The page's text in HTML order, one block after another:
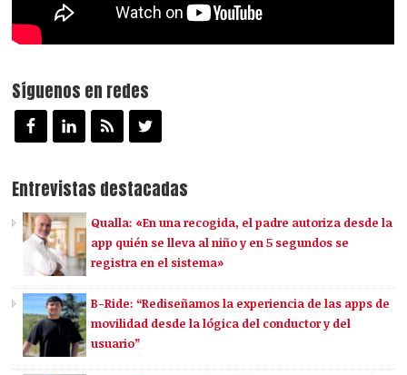
Síguenos en redes
Entrevistas destacadas
Qualla: «En una recogida, el padre autoriza desde la
app quién se lleva al niño y en 5 segundos se
registra en el sistema»
B-Ride: “Rediseñamos la experiencia de las apps de
movilidad desde la lógica del conductor y del
usuario”